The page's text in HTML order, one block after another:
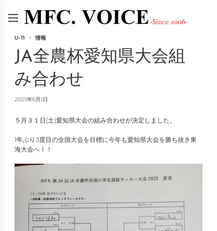
U-11 情報
JA全農杯愛知県大会組
み合わせ
2025年6月1日
５月３１日(土)愛知県大会の組み合わせが決定しました。
1年ぶり3度目の全国大会を目標に今年も愛知県大会を勝ち抜き東
海大会へ！！